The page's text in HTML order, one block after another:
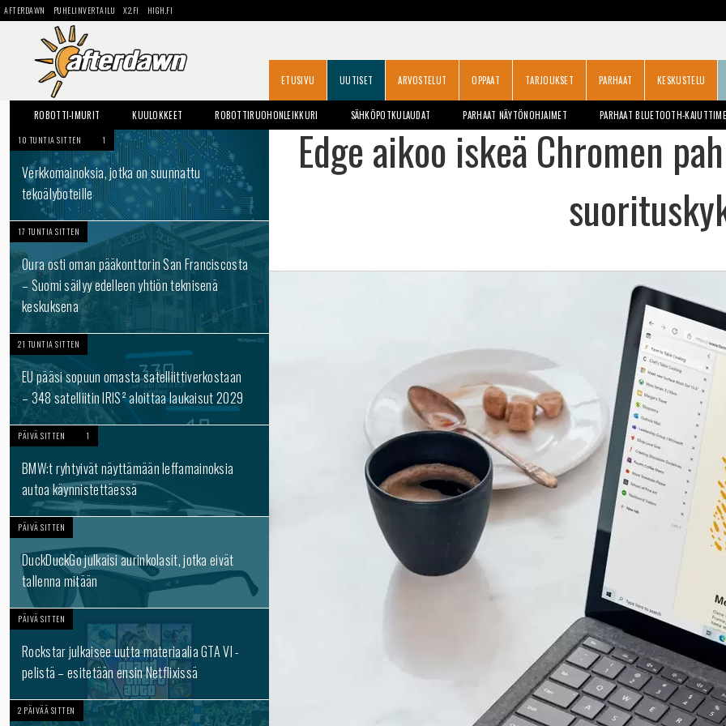
AFTERDAWN PUHELINVERTAILU X2.FI HIGH.FI
ETUSIVU UUTISET ARVOSTELUT OPPAAT TARJOUKSET PARHAAT KESKUSTELU
ROBOTTI-IMURIT KUULOKKEET ROBOTTIRUOHONLEIKKURI SÄHKÖPOTKULAUDAT PARHAAT NÄYTÖNOHJAIMET PARHAAT BLUETOOTH-
10 TUNTIA SITTEN 1
Verkkomainoksia, jotka on suunnattu
tekoälyboteille
17 TUNTIA SITTEN
Oura osti oman pääkonttorin San Franciscosta
– Suomi säilyy edelleen yhtiön teknisenä
keskuksena
21 TUNTIA SITTEN
EU pääsi sopuun omasta satelliittiverkostaan
– 348 satelliitin IRIS² aloittaa laukaisut 2029
PÄIVÄ SITTEN 1
BMW:t ryhtyivät näyttämään leffamainoksia
autoa käynnistettäessä
PÄIVÄ SITTEN
DuckDuckGo julkaisi aurinkolasit, jotka eivät
tallenna mitään
PÄIVÄ SITTEN
Rockstar julkaisee uutta materiaalia GTA VI -
pelistä – esitetään ensin Netflixissä
2 PÄIVÄÄ SITTEN
Edge aikoo iskeä Chromen